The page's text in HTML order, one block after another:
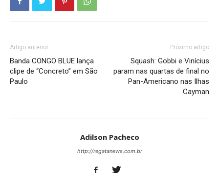
Artigo anterior
Banda CONGO BLUE lança
clipe de “Concreto” em São
Paulo
Próximo artigo
Squash: Gobbi e Vinícius
param nas quartas de final no
Pan-Americano nas Ilhas
Cayman
Adilson Pacheco
http://regatanews.com.br